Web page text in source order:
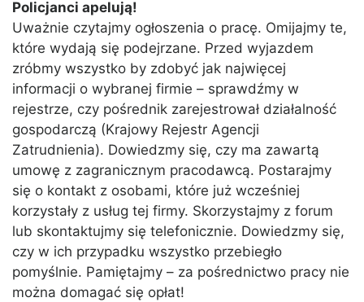
Policjanci apelują!
Uważnie czytajmy ogłoszenia o pracę. Omijajmy te,
które wydają się podejrzane. Przed wyjazdem
zróbmy wszystko by zdobyć jak najwięcej
informacji o wybranej firmie – sprawdźmy w
rejestrze, czy pośrednik zarejestrował działalność
gospodarczą (Krajowy Rejestr Agencji
Zatrudnienia). Dowiedzmy się, czy ma zawartą
umowę z zagranicznym pracodawcą. Postarajmy
się o kontakt z osobami, które już wcześniej
korzystały z usług tej firmy. Skorzystajmy z forum
lub skontaktujmy się telefonicznie. Dowiedzmy się,
czy w ich przypadku wszystko przebiegło
pomyślnie. Pamiętajmy – za pośrednictwo pracy nie
można domagać się opłat!